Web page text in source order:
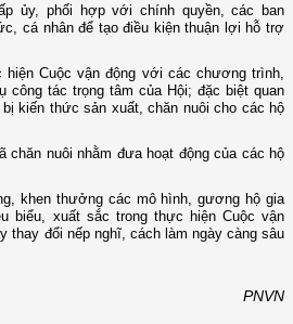
ủy, phối hợp với chính quyền, các ban
cá nhân để tạo điều kiện thuận lợi hỗ trợ
Cuộc vận động với các chương trình,
công tác trọng tâm của Hội; đặc biệt quan
kiến thức sản xuất, chăn nuôi cho các hộ
chăn nuôi nhằm đưa hoạt động của các hộ
khen thưởng các mô hình, gương hộ gia
biểu, xuất sắc trong thực hiện Cuộc vận
thay đổi nếp nghĩ, cách làm ngày càng sâu
PNVN